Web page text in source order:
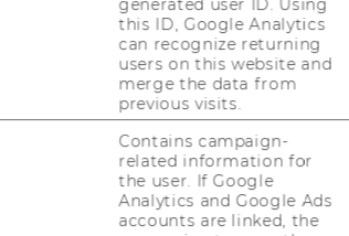
WEBSEITE
MEDIA
generated user ID. Using
this ID, Google Analytics
can recognize returning
users on this website and
merge the data from
previous visits.
Contains campaign-
related information for
the user. If Google
Analytics and Google Ads
accounts are linked, the